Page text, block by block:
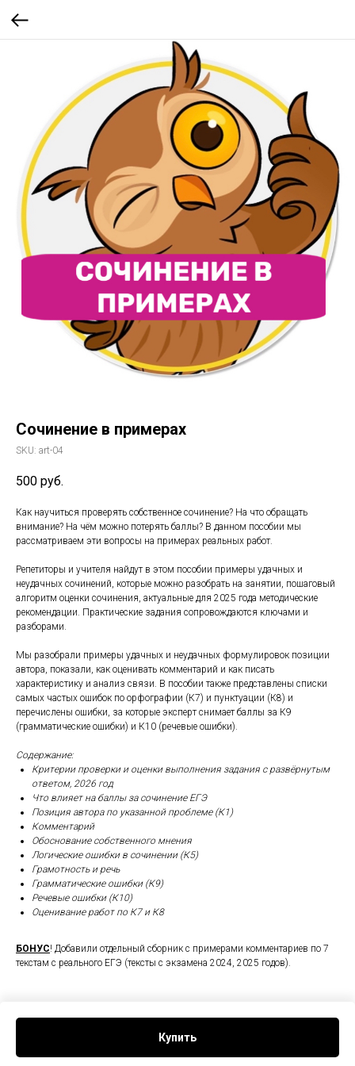
Сочинение в примерах
SKU: art-04
500 руб.
Купить
Как научиться проверять собственное сочинение? На что обращать
внимание? На чём можно потерять баллы? В данном пособии мы
рассматриваем эти вопросы на примерах реальных работ.
Репетиторы и учителя найдут в этом пособии примеры удачных и
неудачных сочинений, которые можно разобрать на занятии, пошаговый
алгоритм оценки сочинения, актуальные для 2025 года методические
рекомендации. Практические задания сопровождаются ключами и
разборами.
Мы разобрали примеры удачных и неудачных формулировок позиции
автора, показали, как оценивать комментарий и как писать
характеристику и анализ связи. В пособии также представлены списки
самых частых ошибок по орфографии (К7) и пунктуации (К8) и
перечислены ошибки, за которые эксперт снимает баллы за К9
(грамматические ошибки) и К10 (речевые ошибки).
Содержание:
Критерии проверки и оценки выполнения задания с развёрнутым
ответом, 2026 год
Что влияет на баллы за сочинение ЕГЭ
Позиция автора по указанной проблеме (К1)
Комментарий
Обоснование собственного мнения
Логические ошибки в сочинении (К5)
Грамотность и речь
Грамматические ошибки (К9)
Речевые ошибки (К10)
Оценивание работ по К7 и К8
БОНУС! Добавили отдельный сборник с примерами комментариев по 7
текстам с реального ЕГЭ (тексты с экзамена 2024, 2025 годов).